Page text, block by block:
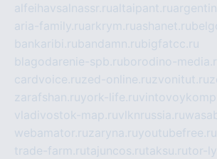
alfeihavsalnassr.rualtaipant.ru
aria-family.ruarkrym.ruashanet.ru
bankaribi.rubandamn.rubigfatcc.ru
blagodarenie-spb.ruborodino-
cardvoice.ruzed-online.ruzvonitut.ru
zarafshan.ruyork-life.ru
vladivostok-map.ruvlknrussia.ru
webamator.ruzaryna.ruyoutubefree.ru
trade-farm.rutajuncos.rutaksu.rutor-